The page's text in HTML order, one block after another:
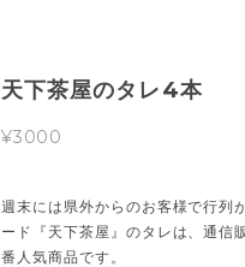
天下茶屋のタレ4本
¥3000
週末には県外からのお客様で行列
ード『天下茶屋』のタレは、通信
番人気商品です。